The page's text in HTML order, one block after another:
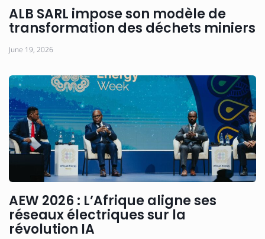
ALB SARL impose son modèle de
transformation des déchets miniers
June 19, 2026
AEW 2026 : L’Afrique aligne ses
réseaux électriques sur la
révolution IA